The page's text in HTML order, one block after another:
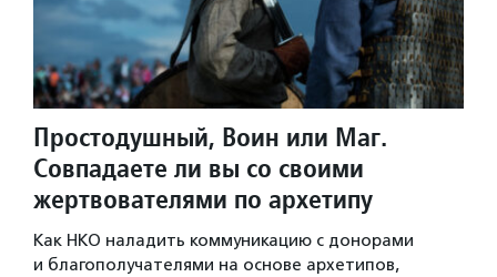
Простодушный, Воин или Маг.
Совпадаете ли вы со своими
жертвователями по архетипу
Как НКО наладить коммуникацию с донорами
и благополучателями на основе архетипов,